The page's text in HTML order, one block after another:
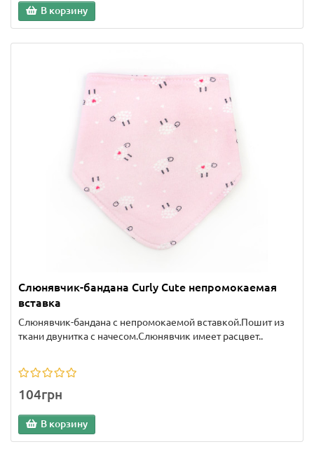
В корзину
Слюнявчик-бандана Curly Cute непромокаемая
вставка
Слюнявчик-бандана с непромокаемой вставкой.Пошит из
ткани двунитка с начесом.Слюнявчик имеет расцвет..
104грн
В корзину